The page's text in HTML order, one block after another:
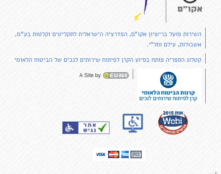
השירות פועל ברישיון אקו"ם, הפדרציה הישראלית לתקליטים וקלטות בע"מ,
אשכולות, עילם ותל"י.
קטלוג הספריה פותח בסיוע הקרן לפיתוח שירותים לנכים של הביטוח הלאומי